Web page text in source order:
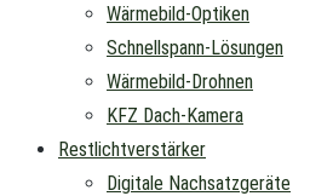
Wärmebild-Optiken
Schnellspann-Lösungen
Wärmebild-Drohnen
KFZ Dach-Kamera
Restlichtverstärker
Digitale Nachsatzgeräte